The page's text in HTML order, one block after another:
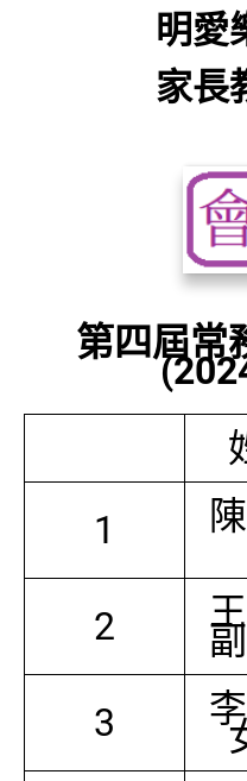
明愛
家長
第四屆常
1
2
3